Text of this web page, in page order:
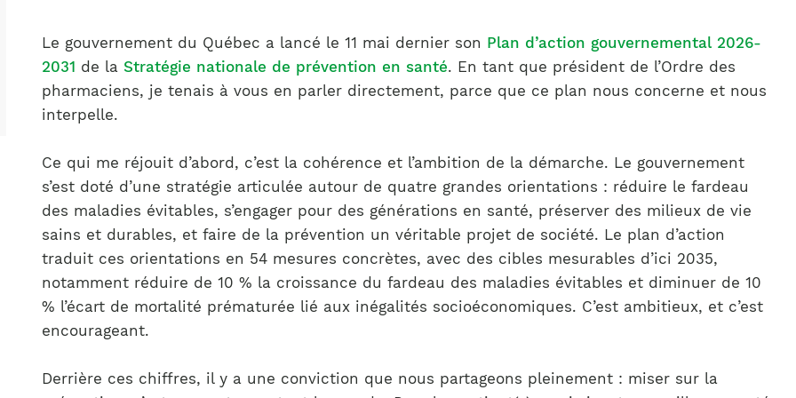
Le gouvernement du Québec a lancé le 11 mai dernier son Plan d’action gouvernemental 2026-
2031 de la Stratégie nationale de prévention en santé. En tant que président de l’Ordre des
pharmaciens, je tenais à vous en parler directement, parce que ce plan nous concerne et nous
interpelle.
Ce qui me réjouit d’abord, c’est la cohérence et l’ambition de la démarche. Le gouvernement
s’est doté d’une stratégie articulée autour de quatre grandes orientations : réduire le fardeau
des maladies évitables, s’engager pour des générations en santé, préserver des milieux de vie
sains et durables, et faire de la prévention un véritable projet de société. Le plan d’action
traduit ces orientations en 54 mesures concrètes, avec des cibles mesurables d’ici 2035,
notamment réduire de 10 % la croissance du fardeau des maladies évitables et diminuer de 10
% l’écart de mortalité prématurée lié aux inégalités socioéconomiques. C’est ambitieux, et c’est
encourageant.
Derrière ces chiffres, il y a une conviction que nous partageons pleinement : miser sur la